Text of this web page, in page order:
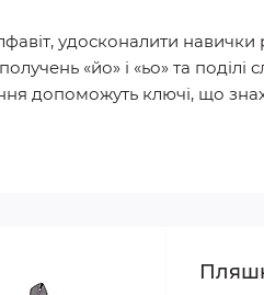
удосконалити
«йо» і «ьо» та
допоможуть ключі, що